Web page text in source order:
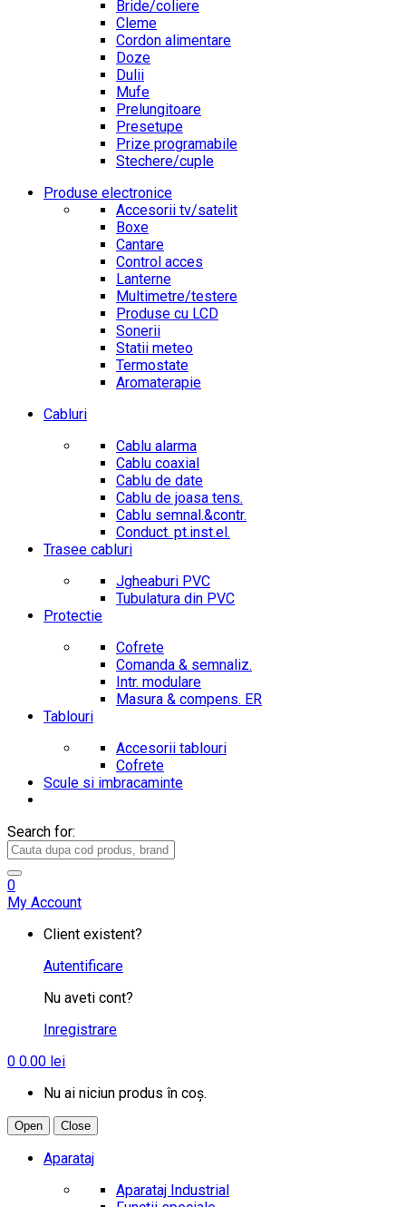
Bride/coliere
Cleme
Cordon alimentare
Doze
Dulii
Mufe
Prelungitoare
Presetupe
Prize programabile
Stechere/cuple
Produse electronice
Accesorii tv/satelit
Boxe
Cantare
Control acces
Lanterne
Multimetre/testere
Produse cu LCD
Sonerii
Statii meteo
Termostate
Aromaterapie
Cabluri
Cablu alarma
Cablu coaxial
Cablu de date
Cablu de joasa tens.
Cablu semnal.&contr.
Conduct. pt.inst.el.
Trasee cabluri
Jgheaburi PVC
Tubulatura din PVC
Protectie
Cofrete
Comanda & semnaliz.
Intr. modulare
Masura & compens. ER
Tablouri
Accesorii tablouri
Cofrete
Scule si imbracaminte
Search for:
0
My Account
Client existent?
Autentificare
Nu aveti cont?
Inregistrare
0 0.00 lei
Nu ai niciun produs în coș.
Open Close
Aparataj
Aparataj Industrial